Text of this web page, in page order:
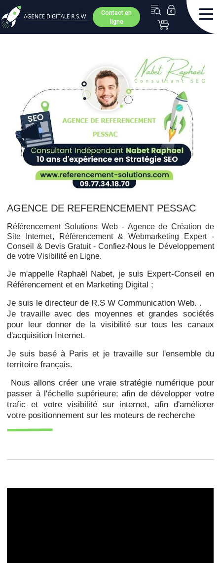
Contact en
ligne
AGENCE DE REFERENCEMENT PESSAC
Référencement Solutions Web - Agence de Création de
Site Internet, Référencement & Webmarketing Expert -
Conseil & Devis Gratuit - Confiez-Nous le Développement
de votre Visibilité en Ligne.
Je m'appelle Raphaël Nabet, je suis Expert-Conseil en
Référencement et en Marketing Digital ;
Je suis le directeur de R.S W Communication Web. .
Je travaille avec des moyennes et grandes sociétés
pour leur donner de la visibilité sur tous les canaux
d'acquisition Internet.
Je suis basé à Paris et je travaille sur l'ensemble du
territoire français.
Nous allons créer une vraie stratégie numérique pour
passer à l'échelle supérieure; afin de développer votre
trafic et votre visibilité sur internet, afin d'améliorer
votre positionnement sur les moteurs de recherche